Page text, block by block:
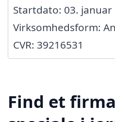
Startdato: 03. januar
Virksomhedsform:
CVR: 39216531
Find et